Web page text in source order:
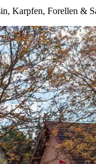
Karpfen, Forellen &